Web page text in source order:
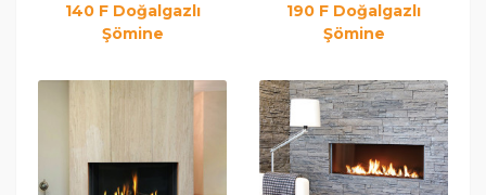
140 F Doğalgazlı
Şömine
190 F Doğalgazlı
Şömine